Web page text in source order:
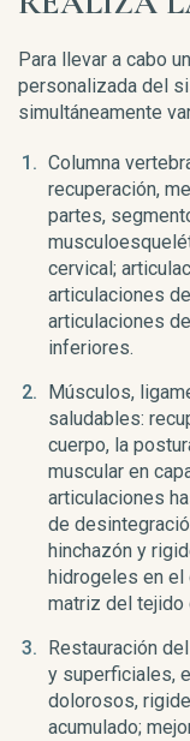
Para llevar a cabo
personalizada del
simultáneamente
Columna
recuperación,
partes,
cervical;
articulaciones
articulaciones
inferiores.
Músculos,
saludables:
cuerpo, la
muscular en
articulaciones
de
hinchazón y
hidrogeles en
matriz del tejido
Restauración
y superficiales,
dolorosos,
acumulado;